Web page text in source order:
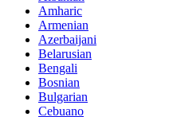
Amharic
Armenian
Azerbaijani
Belarusian
Bengali
Bosnian
Bulgarian
Cebuano